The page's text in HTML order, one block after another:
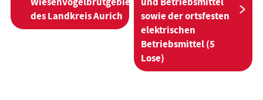
des Landkreis Aurich
sowie der ortsfesten
elektrischen
Betriebsmittel (5
Lose)